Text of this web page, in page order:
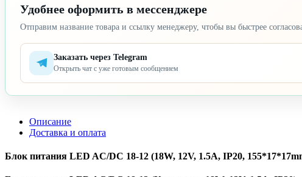
Удобнее оформить в мессенджере
Отправим название товара и ссылку менеджеру, чтобы вы быстрее
Заказать через Telegram
Открыть чат с уже готовым сообщением
Описание
Доставка и оплата
Блок питания LED AC/DC 18-12 (18W, 12V, 1.5A, IP20,